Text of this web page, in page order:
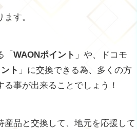
す。
「 WAONポイント 」や、ドコモ
ト 」に交換できる為、多くの方
事が出来ることでしょう！
産品と交換して、地元を応援して